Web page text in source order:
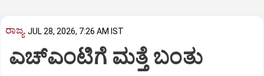
ರಾಜ್ಯ JUL 28, 2026, 7:26 AM IST
ಎಚ್‌ಎಂಟಿಗೆ ಮತ್ತೆ ಬಂತು